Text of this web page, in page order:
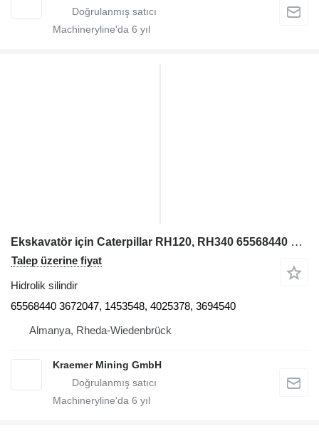
Machineryline'da 6 yıl
Ekskavatör için Caterpillar RH120, RH340 65568440 hidrolik silindir
Talep üzerine fiyat
Hidrolik silindir
65568440 3672047, 1453548, 4025378, 3694540
Almanya, Rheda-Wiedenbrück
Kraemer Mining GmbH
Machineryline'da 6 yıl